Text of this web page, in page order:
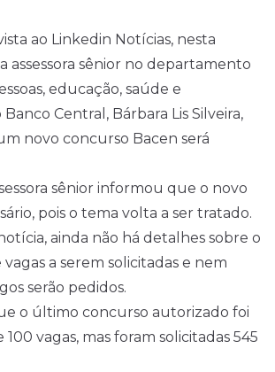
ao Linkedin Notícias, nesta
assessora sênior no departamento
educação, saúde e
Central, Bárbara Lis Silveira,
novo concurso Bacen será
sênior informou que o novo
pois o tema volta a ser tratado.
ainda não há detalhes sobre o
a serem solicitadas e nem
serão pedidos.
o último concurso autorizado foi
vagas, mas foram solicitadas 545